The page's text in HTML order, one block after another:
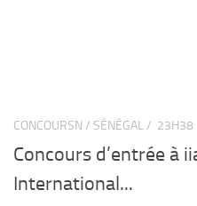
CONCOURSN / SÉNÉGAL / 23H38
Concours d’entrée à
International...